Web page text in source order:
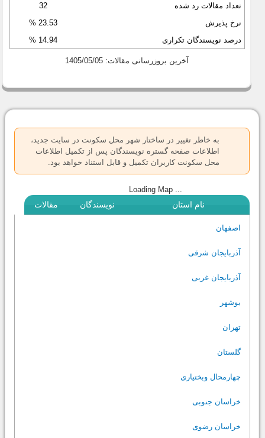
تعداد مقالات رد شده
32
نرخ پذیرش
23.53 %
درصد نویسندگان تکراری
14.94 %
آخرین بروزرسانی مقالات: 1405/05/05
پیغام هشدار
به خاطر تغییر در ساختار شهر محل سکونت در سایت جدید،
اطلاعات صفحه گستره نویسندگان پس از تکمیل اطلاعات
محل سکونت کاربران تکمیل و قابل استناد خواهد بود.
Loading Map ...
نام استان نویسندگان مقالات
اصفهان
آذربایجان شرقی
آذربایجان غربی
بوشهر
تهران
گلستان
چهارمحال وبختیاری
خراسان جنوبی
خراسان رضوی